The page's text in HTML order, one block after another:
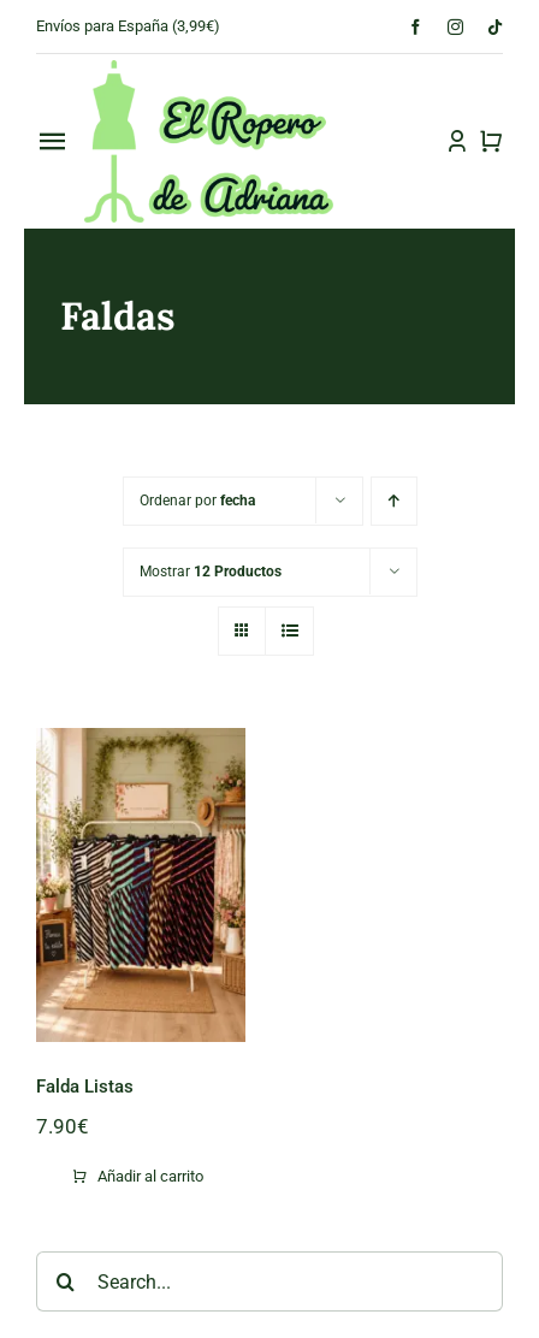
Envíos para España (3,99€)
Toggle
Navigation
PRINCIPAL
Faldas
Ordenar por fecha
Mostrar 12 Productos
Falda Listas
Falda Listas
7.90€
Añadir al carrito